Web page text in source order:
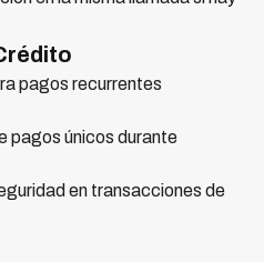
pagos recurrentes
pagos únicos durante
en transacciones de